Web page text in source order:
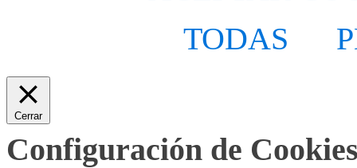
TODAS
Cerrar
Configuración de